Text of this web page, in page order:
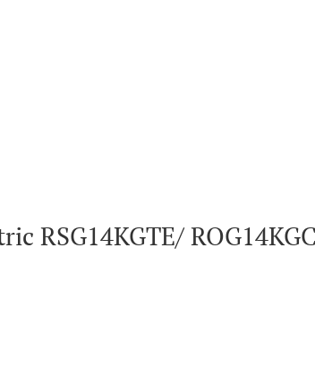
RSG14KGTE/